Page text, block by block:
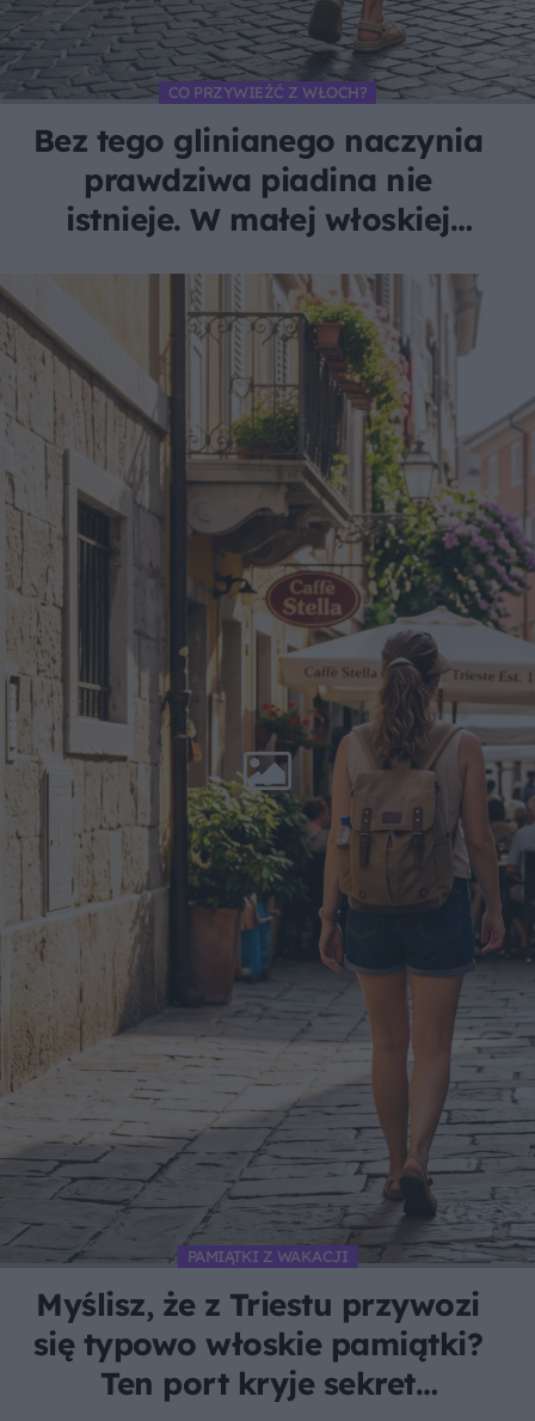
CO PRZYWIEŹĆ Z WŁOCH?
Bez tego glinianego naczynia
prawdziwa piadina nie
istnieje. W małej włoskiej
rodzina
PAMIĄTKI Z WAKACJI
Myślisz, że z Triestu przywozi
się typowo włoskie pamiątki?
Ten port kryje sekret